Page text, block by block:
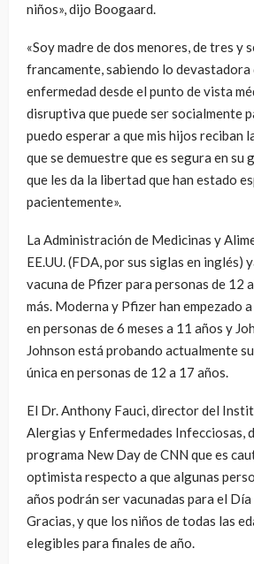
niños», dijo Boogaard.
«Soy madre de dos menores, de tres y
francamente, sabiendo lo devastadora
enfermedad desde el punto de vista
disruptiva que puede ser socialmente
puedo esperar a que mis hijos reciban
que se demuestre que es segura en su
que les da la libertad que han estado
pacientemente».
La Administración de Medicinas y
EE.UU. (FDA, por sus siglas en inglés)
vacuna de Pfizer para personas de 12
más. Moderna y Pfizer han empezado
en personas de 6 meses a 11 años y
Johnson está probando actualmente
única en personas de 12 a 17 años.
El Dr. Anthony Fauci, director del
Alergias y Enfermedades Infecciosas,
programa New Day de CNN que es
optimista respecto a que algunas
años podrán ser vacunadas para el
Gracias, y que los niños de todas las
elegibles para finales de año.